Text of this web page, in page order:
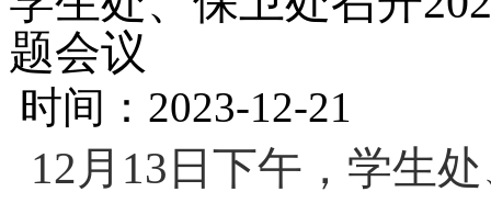
题会议
时间：2023-12-21
12月13日下午，学生